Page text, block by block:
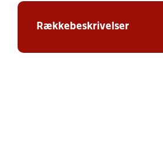
Rækkebeskrivelser